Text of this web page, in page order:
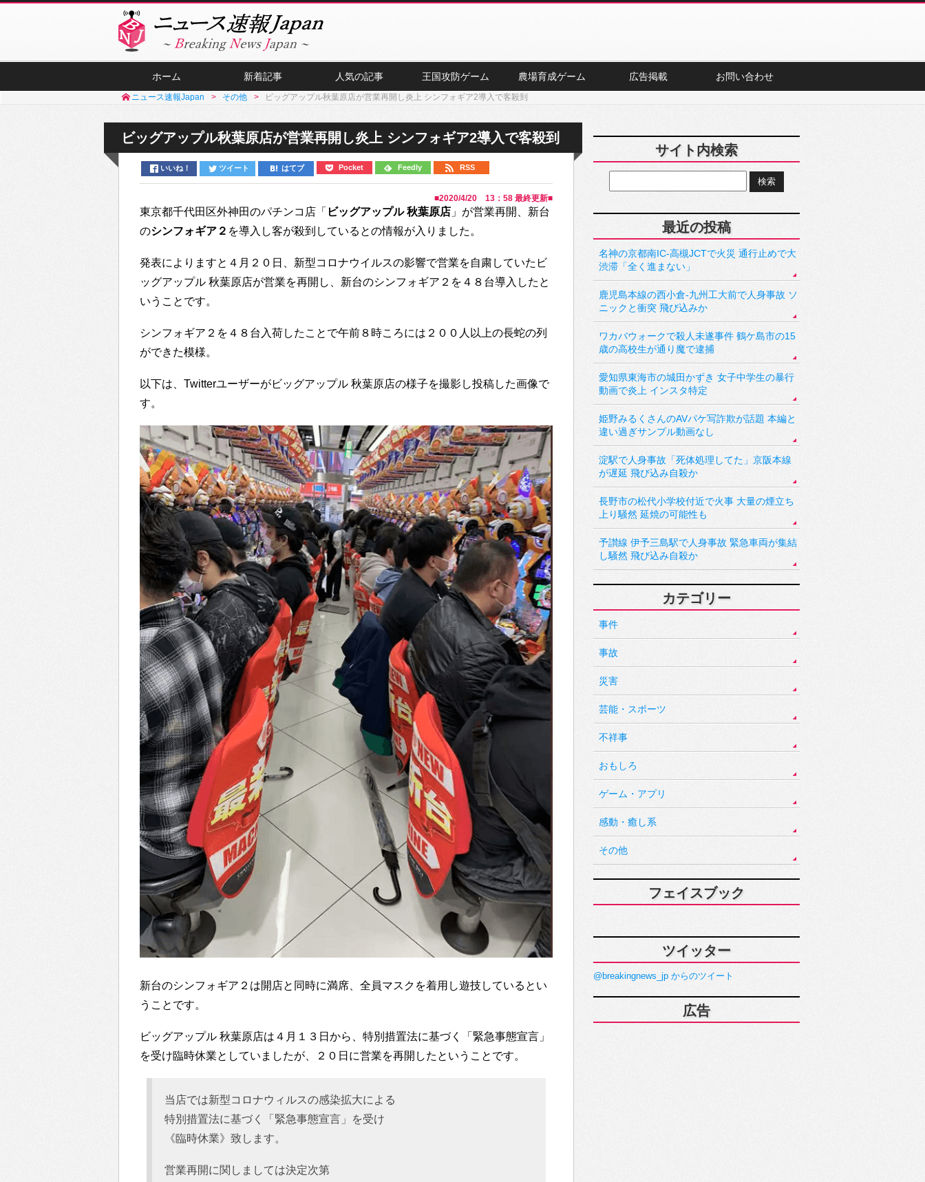
ホーム 新着記事 人気の記事 王国攻防ゲーム 農場育成ゲーム 広告掲載 お問い合わせ
ニュース速報Japan その他 ビッグアップル秋葉原店が営業再開し炎上 シンフォギア2導入で客殺到
ビッグアップル秋葉原店が営業再開し炎上 シンフォギア2導入で客殺到
いいね！ ツイート はてブ Pocket Feedly RSS
■2020/4/20 13：58 最終更新■
東京都千代田区外神田のパチンコ店「 ビッグアップル 秋葉原店 」が営業再開、新台
のシンフォギア２ を導入し客が殺到しているとの情報が入りました。
発表によりますと４月２０日、新型コロナウイルスの影響で営業を自粛していたビ
ッグアップル 秋葉原店が営業を再開し、新台のシンフォギア２を４８台導入したと
いうことです。
シンフォギア２を４８台入荷したことで午前８時ころには２００人以上の長蛇の列
ができた模様。
以下は、Twitterユーザーがビッグアップル 秋葉原店の様子を撮影し投稿した画像で
す。
新台のシンフォギア２は開店と同時に満席、全員マスクを着用し遊技しているとい
うことです。
ビッグアップル 秋葉原店は４月１３日から、特別措置法に基づく「緊急事態宣言」
を受け臨時休業としていましたが、２０日に営業を再開したということです。
当店では新型コロナウィルスの感染拡大による
特別措置法に基づく「緊急事態宣言」を受け
《臨時休業》致します。
営業再開に関しましては決定次第
サイト内検索
最近の投稿
名神の京都南IC-高槻JCTで火災 通行止めで大
渋滞「全く進まない」
鹿児島本線の西小倉-九州工大前で人身事故 ソ
ニックと衝突 飛び込みか
ワカバウォークで殺人未遂事件 鶴ケ島市の15
歳の高校生が通り魔で逮捕
愛知県東海市の城田かずき 女子中学生の暴行
動画で炎上 インスタ特定
姫野みるくさんのAVパケ写詐欺が話題 本編と
違い過ぎサンプル動画なし
淀駅で人身事故「死体処理してた」京阪本線
が遅延 飛び込み自殺か
長野市の松代小学校付近で火事 大量の煙立ち
上り騒然 延焼の可能性も
予讃線 伊予三島駅で人身事故 緊急車両が集結
し騒然 飛び込み自殺か
カテゴリー
事件
事故
災害
芸能・スポーツ
不祥事
おもしろ
ゲーム・アプリ
感動・癒し系
その他
フェイスブック
ツイッター
@breakingnews_jp からのツイート
広告